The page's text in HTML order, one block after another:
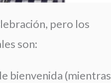
pero los
son:
bienvenida (mientras